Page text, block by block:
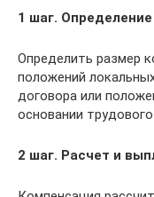
1 шаг.
Определить размер
положений
договора или
основании
2 шаг. Расчет и